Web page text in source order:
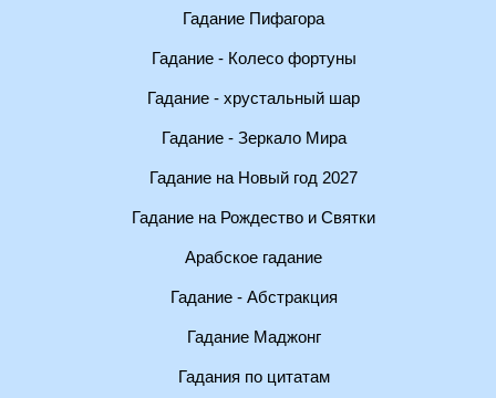
Гадание Пифагора
Гадание - Колесо фортуны
Гадание - хрустальный шар
Гадание - Зеркало Мира
Гадание на Новый год 2027
Гадание на Рождество и Святки
Арабское гадание
Гадание - Абстракция
Гадание Маджонг
Гадания по цитатам